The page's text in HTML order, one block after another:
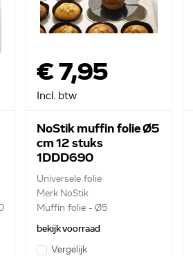
€ 7,95
Incl. btw
NoStik muffin folie Ø5
cm 12 stuks
1DDD690
Universele folie
Merk NoStik
Muffin folie - Ø5
centimeter...
bekijk voorraad
Vergelijk